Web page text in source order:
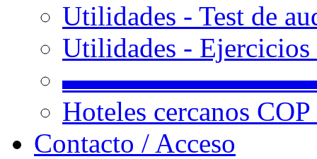
Utilidades - Test de
Utilidades -
Hoteles cercanos
Contacto / Acceso